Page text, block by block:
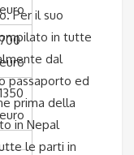
1350
euro
Per il suo
in tutte
dal
passaporto ed
prima della
in Nepal
le parti in